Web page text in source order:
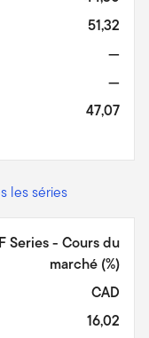
51,32
—
—
47,07
les séries
Series - Cours du
marché (%)
CAD
16,02